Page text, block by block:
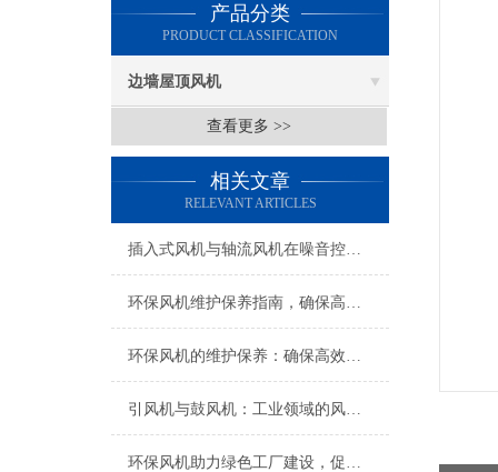
产品分类
PRODUCT CLASSIFICATION
边墙屋顶风机
查看更多 >>
相关文章
RELEVANT ARTICLES
插入式风机与轴流风机在噪音控制上有何差异？
环保风机维护保养指南，确保高效稳定运行
环保风机的维护保养：确保高效运行的关键
引风机与鼓风机：工业领域的风动双子星
环保风机助力绿色工厂建设，促进节能减排